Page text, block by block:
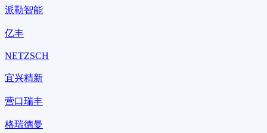
派勒智能
亿丰
NETZSCH
宜兴精新
营口瑞丰
格瑞德曼